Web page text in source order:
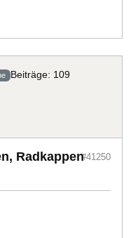
Beiträge: 109
Radkappen#41250